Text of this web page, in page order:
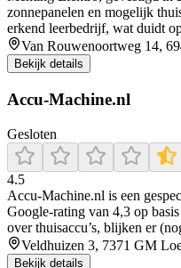
zonnepanelen en mogelijk
erkend leerbedrijf, wat duidt
Van Rouwenoortweg 14,
Bekijk details
Accu-Machine.nl
Gesloten
4.5
Accu‑Machine.nl is een
Google‑rating van 4,3 op
over thuisaccu’s, blijken er
Veldhuizen 3, 7371 GM
Bekijk details